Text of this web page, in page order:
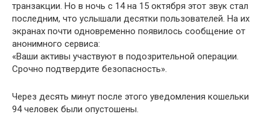
транзакции. Но в ночь с 14 на 15 октября этот звук стал
последним, что услышали десятки пользователей. На их
экранах почти одновременно появилось сообщение от
анонимного сервиса:
«Ваши активы участвуют в подозрительной операции.
Срочно подтвердите безопасность».
Через десять минут после этого уведомления кошельки
94 человек были опустошены.